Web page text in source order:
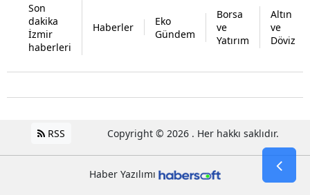
Son
dakika
İzmir
haberleri
Haberler
Eko
Gündem
Borsa
ve
Yatırım
Altın
ve
Döviz
RSS Copyright © 2026 . Her hakkı saklıdır.
Haber Yazılımı